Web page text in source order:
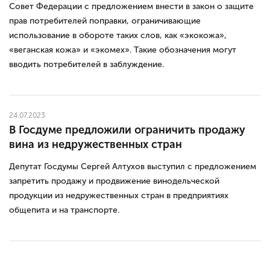
Совет Федерации с предложением внести в закон о защите
прав потребителей поправки, ограничивающие
использование в обороте таких слов, как «экокожа»,
«веганская кожа» и «экомех». Такие обозначения могут
вводить потребителей в заблуждение.
24.07.2023
В Госдуме предложили ограничить продажу
вина из недружественных стран
Депутат Госдумы Сергей Алтухов выступил с предложением
запретить продажу и продвижение винодельческой
продукции из недружественных стран в предприятиях
общепита и на транспорте.